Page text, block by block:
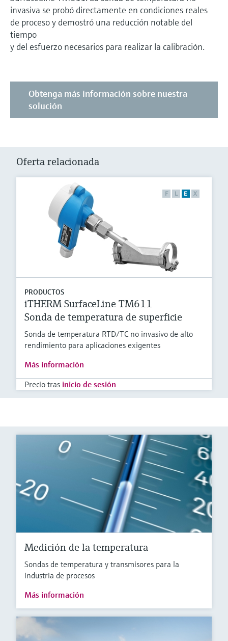
invasiva se probó directamente en condiciones reales
de proceso y demostró una reducción notable del
tiempo
y del esfuerzo necesarios para realizar la calibración.
Obtenga más información sobre nuestra
solución
Oferta relacionada
F L E X
PRODUCTOS
iTHERM SurfaceLine TM611
Sonda de temperatura de superficie
Sonda de temperatura RTD/TC no invasivo de alto
rendimiento para aplicaciones exigentes
Más información
Precio tras inicio de sesión
Medición de la temperatura
Sondas de temperatura y transmisores para la
industria de procesos
Más información